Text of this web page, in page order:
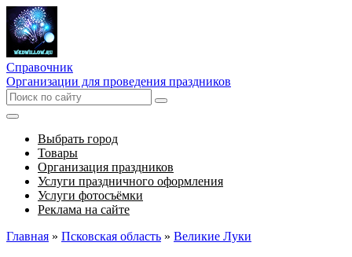
Справочник
Организации для проведения праздников
Выбрать город
Товары
Организация праздников
Услуги праздничного оформления
Услуги фотосъёмки
Реклама на сайте
Главная » Псковская область » Великие Луки